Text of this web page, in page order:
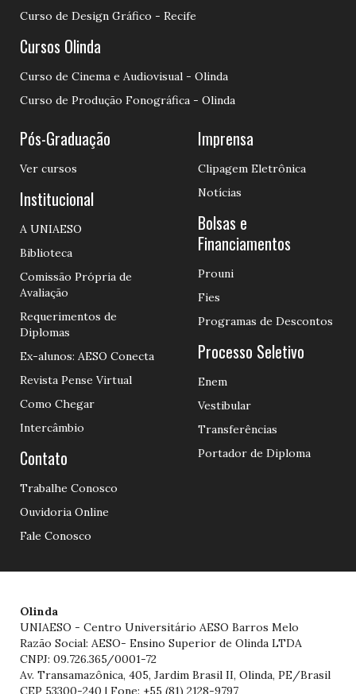
Curso de Design Gráfico - Recife
Cursos Olinda
Curso de Cinema e Audiovisual - Olinda
Curso de Produção Fonográfica - Olinda
Pós-Graduação
Ver cursos
Institucional
A UNIAESO
Biblioteca
Comissão Própria de
Avaliação
Requerimentos de
Diplomas
Ex-alunos: AESO Conecta
Revista Pense Virtual
Como Chegar
Intercâmbio
Contato
Trabalhe Conosco
Ouvidoria Online
Fale Conosco
Imprensa
Clipagem Eletrônica
Notícias
Bolsas e
Financiamentos
Prouni
Fies
Programas de Descontos
Processo Seletivo
Enem
Vestibular
Transferências
Portador de Diploma
Olinda
UNIAESO - Centro Universitário AESO Barros Melo
Razão Social: AESO- Ensino Superior de Olinda LTDA
CNPJ: 09.726.365/0001-72
Av. Transamazônica, 405, Jardim Brasil II, Olinda, PE/Brasil
CEP 53300-240 | Fone: +55 (81) 2128-9797